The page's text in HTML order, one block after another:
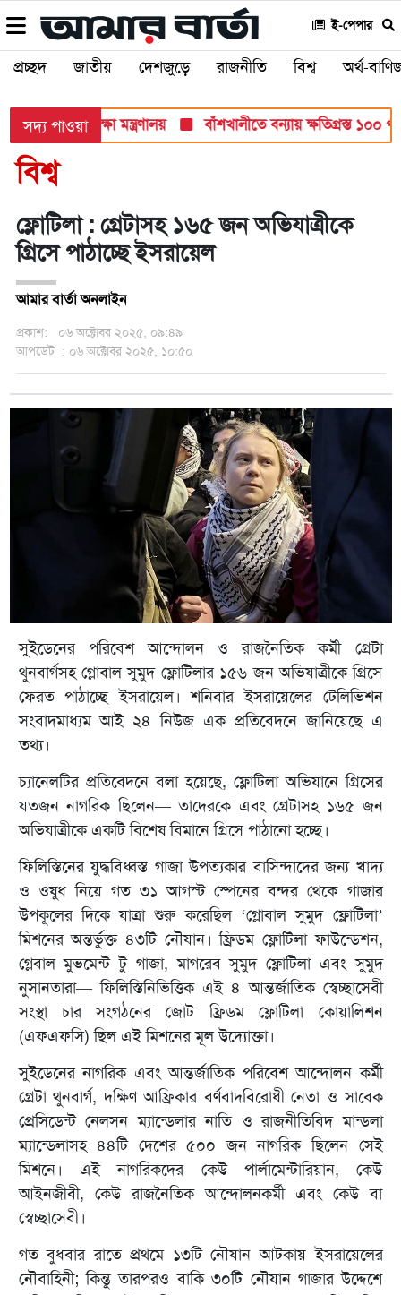
ই-পেপার
প্রচ্ছদ জাতীয় দেশজুড়ে রাজনীতি বিশ্ব অর্থ-
সদ্য পাওয়া
পরীক্ষায়: শিক্ষা মন্ত্রণালয় বাঁশখালীতে বন্যায় ক্ষতিগ্রস্ত ১০০
বিশ্ব
ফ্লোটিলা : গ্রেটাসহ ১৬৫ জন অভিযাত্রীকে
গ্রিসে পাঠাচ্ছে ইসরায়েল
আমার বার্তা অনলাইন
প্রকাশ:
০৬ অক্টোবর ২০২৫, ০৯:৪৯
আপডেট : ০৬ অক্টোবর ২০২৫, ১০:৫০
সুইডেনের পরিবেশ আন্দোলন ও রাজনৈতিক কর্মী গ্রেটা
থুনবার্গসহ গ্লোবাল সুমুদ ফ্লোটিলার ১৫৬ জন অভিযাত্রীকে গ্রিসে
ফেরত পাঠাচ্ছে ইসরায়েল। শনিবার ইসরায়েলের টেলিভিশন
সংবাদমাধ্যম আই ২৪ নিউজ এক প্রতিবেদনে জানিয়েছে এ
তথ্য।
চ্যানেলটির প্রতিবেদনে বলা হয়েছে, ফ্লোটিলা অভিযানে গ্রিসের
যতজন নাগরিক ছিলেন— তাদেরকে এবং গ্রেটাসহ ১৬৫ জন
অভিযাত্রীকে একটি বিশেষ বিমানে গ্রিসে পাঠানো হচ্ছে।
ফিলিস্তিনের যুদ্ধবিধ্বস্ত গাজা উপত্যকার বাসিন্দাদের জন্য খাদ্য
ও ওষুধ নিয়ে গত ৩১ আগস্ট স্পেনের বন্দর থেকে গাজার
উপকূলের দিকে যাত্রা শুরু করেছিল ‘গ্লোবাল সুমুদ ফ্লোটিলা’
মিশনের অন্তর্ভুক্ত ৪৩টি নৌযান। ফ্রিডম ফ্লোটিলা ফাউন্ডেশন,
গ্লেবাল মুভমেন্ট টু গাজা, মাগরেব সুমুদ ফ্লোটিলা এবং সুমুদ
নুসানতারা— ফিলিস্তিনিভিত্তিক এই ৪ আন্তর্জাতিক স্বেচ্ছাসেবী
সংস্থা চার সংগঠনের জোট ফ্রিডম ফ্লোটিলা কোয়ালিশন
(এফএফসি) ছিল এই মিশনের মূল উদ্যোক্তা।
সুইডেনের নাগরিক এবং আন্তর্জাতিক পরিবেশ আন্দোলন কর্মী
গ্রেটা থুনবার্গ, দক্ষিণ আফ্রিকার বর্ণবাদবিরোধী নেতা ও সাবেক
প্রেসিডেন্ট নেলসন ম্যান্ডেলার নাতি ও রাজনীতিবিদ মান্ডলা
ম্যান্ডেলাসহ ৪৪টি দেশের ৫০০ জন নাগরিক ছিলেন সেই
মিশনে। এই নাগরিকদের কেউ পার্লামেন্টারিয়ান, কেউ
আইনজীবী, কেউ রাজনৈতিক আন্দোলনকর্মী এবং কেউ বা
স্বেচ্ছাসেবী।
গত বুধবার রাতে প্রথমে ১৩টি নৌযান আটকায় ইসরায়েলের
নৌবাহিনী; কিন্তু তারপরও বাকি ৩০টি নৌযান গাজার উদ্দেশে